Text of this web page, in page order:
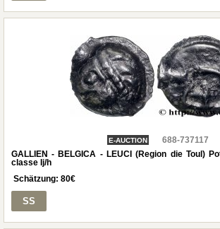
E-AUCTION
688-737117
GALLIEN - BELGICA - LEUCI (Region die Toul)
classe Ij/h
Schätzung: 80€
SS